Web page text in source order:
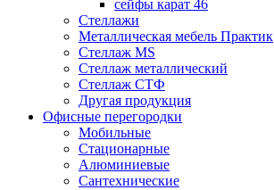
сейфы карат 46
Стеллажи
Металлическая мебель Практик
Стеллаж MS
Стеллаж металлический
Стеллаж СТФ
Другая продукция
Офисные перегородки
Мобильные
Стационарные
Алюминиевые
Сантехнические